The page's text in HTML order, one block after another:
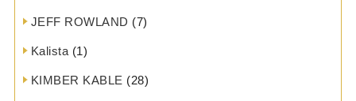
JEFF ROWLAND (7)
Kalista (1)
KIMBER KABLE (28)